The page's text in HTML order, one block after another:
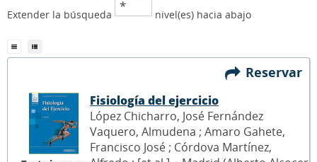
Extender la búsqueda nivel(es) hacia abajo
Reservar
Fisiología del ejercicio
López Chicharro, José Fernández
Vaquero, Almudena ; Amaro Gahete,
Francisco José ; Córdova Martínez,